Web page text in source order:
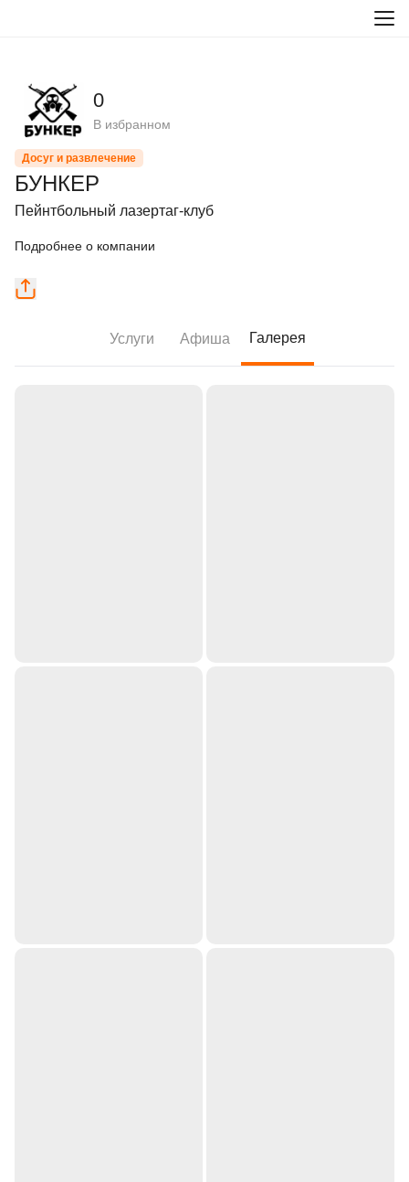
0
В избранном
Досуг и развлечение
БУНКЕР
Пейнтбольный лазертаг-клуб
Подробнее о компании
Услуги Афиша Галерея